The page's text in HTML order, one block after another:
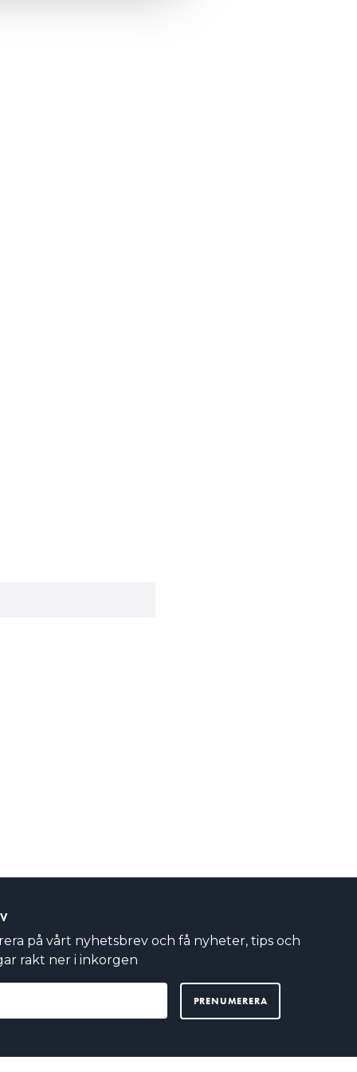
på vårt nyhetsbrev och få nyheter, tips och
rakt ner i inkorgen